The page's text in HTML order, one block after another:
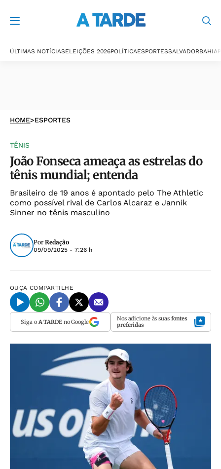
ÚLTIMAS NOTÍCIASELEIÇÕES 2026POLÍTICAESPORTESSALVADORBAHIA
HOME>ESPORTES
TÊNIS
João Fonseca ameaça as estrelas do
tênis mundial; entenda
Brasileiro de 19 anos é apontado pelo The Athletic
como possível rival de Carlos Alcaraz e Jannik
Sinner no tênis masculino
Por Redação
09/09/2025 - 7:26 h
OUÇA COMPARTILHE
Siga o A TARDEno Google Nos adicione às suas fontes
preferidas